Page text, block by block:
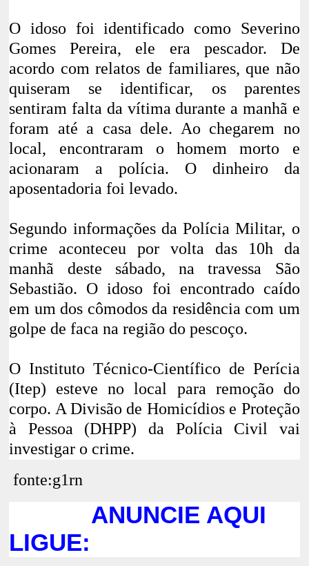
O idoso foi identificado como Severino
Gomes Pereira, ele era pescador. De
acordo com relatos de familiares, que não
quiseram se identificar, os parentes
sentiram falta da vítima durante a manhã e
foram até a casa dele. Ao chegarem no
local, encontraram o homem morto e
acionaram a polícia. O dinheiro da
aposentadoria foi levado.
Segundo informações da Polícia Militar, o
crime aconteceu por volta das 10h da
manhã deste sábado, na travessa São
Sebastião. O idoso foi encontrado caído
em um dos cômodos da residência com um
golpe de faca na região do pescoço.
O Instituto Técnico-Científico de Perícia
(Itep) esteve no local para remoção do
corpo. A Divisão de Homicídios e Proteção
à Pessoa (DHPP) da Polícia Civil vai
investigar o crime.
fonte:g1rn
ANUNCIE AQUI
LIGUE: